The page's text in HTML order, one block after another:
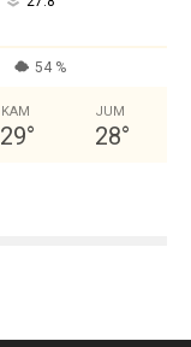
54 %
KAM
29°
JUM
28°